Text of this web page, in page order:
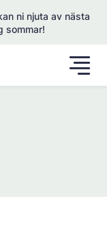
ni njuta av nästa
sommar!